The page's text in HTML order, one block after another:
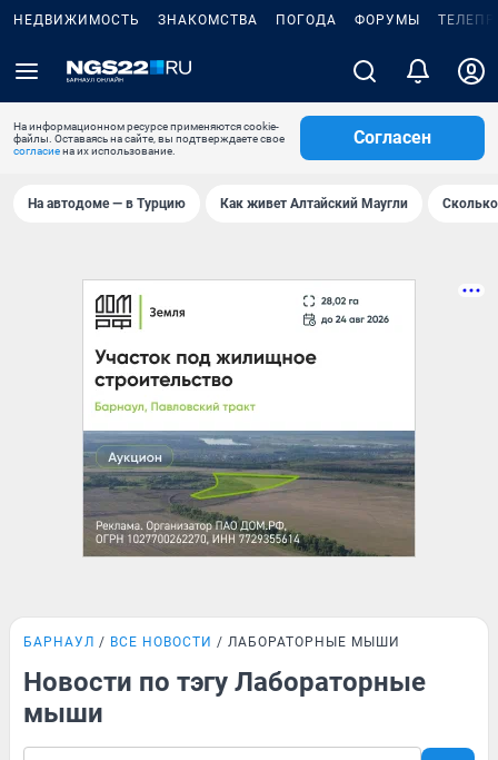
НЕДВИЖИМОСТЬ ЗНАКОМСТВА ПОГОДА ФОРУМЫ
На информационном ресурсе применяются cookie-
файлы. Оставаясь на сайте, вы подтверждаете свое
согласиена их использование.
Согласен
На автодоме — в Турцию Как живет Алтайский Маугли
БАРНАУЛ ВСЕ НОВОСТИ ЛАБОРАТОРНЫЕ МЫШИ
Новости по тэгу Лабораторные
мыши